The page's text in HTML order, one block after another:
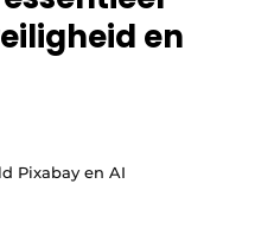
en
Pixabay en AI